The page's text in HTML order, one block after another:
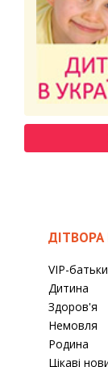
VIP-
Дитина
Здоров'я
Немовля
Родина
Цікаві